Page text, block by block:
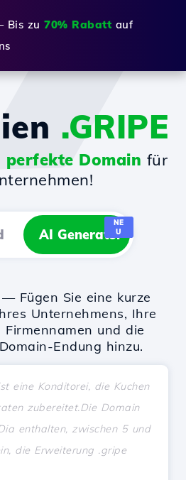
Bis zu 70% Rabatt auf
.GRIPE
perfekte Domain für
AI Generator
NE
U
— Fügen Sie eine kurze
Unternehmens, Ihre
Firmennamen und die
Endung hinzu.